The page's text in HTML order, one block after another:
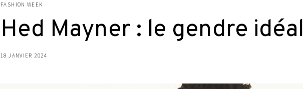
FASHION WEEK
Hed Mayner : le gendre idéal
18 JANVIER 2024